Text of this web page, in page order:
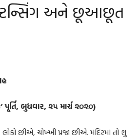
અને છૂઆછૂત
પૂર્તિ, બુધવાર, ૨૫ માર્ચ ૨૦૨૦)
છીએ, ચોખ્ખી પ્રજા છીએ. મંદિરમાં તો શું